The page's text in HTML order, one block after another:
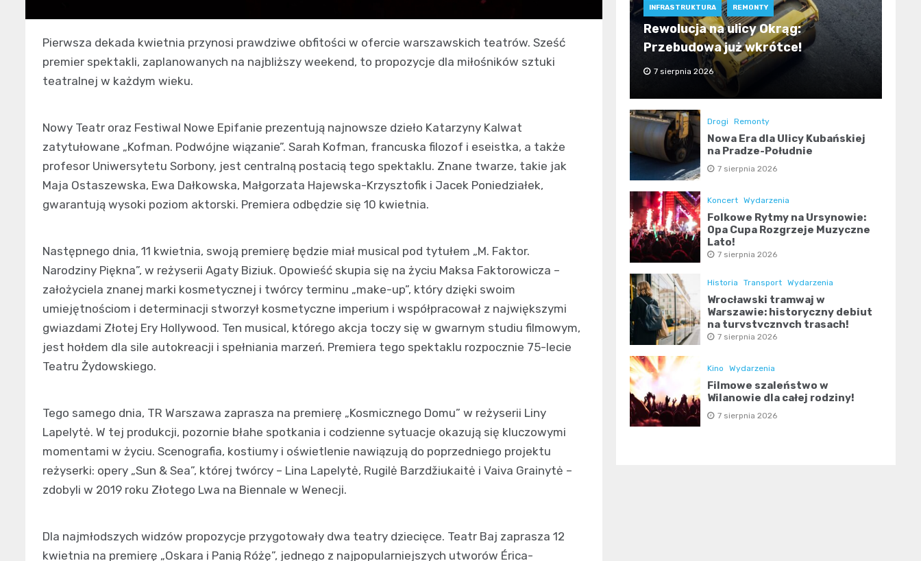
Pierwsza dekada kwietnia przynosi prawdziwe obfitości w ofercie warszawskich teatrów. Sześć
premier spektakli, zaplanowanych na najbliższy weekend, to propozycje dla miłośników sztuki
teatralnej w każdym wieku.
Nowy Teatr oraz Festiwal Nowe Epifanie prezentują najnowsze dzieło Katarzyny Kalwat
zatytułowane „Kofman. Podwójne wiązanie”. Sarah Kofman, francuska filozof i eseistka, a także
profesor Uniwersytetu Sorbony, jest centralną postacią tego spektaklu. Znane twarze, takie jak
Maja Ostaszewska, Ewa Dałkowska, Małgorzata Hajewska-Krzysztofik i Jacek Poniedziałek,
gwarantują wysoki poziom aktorski. Premiera odbędzie się 10 kwietnia.
Następnego dnia, 11 kwietnia, swoją premierę będzie miał musical pod tytułem „M. Faktor.
Narodziny Piękna”, w reżyserii Agaty Biziuk. Opowieść skupia się na życiu Maksa Faktorowicza –
założyciela znanej marki kosmetycznej i twórcy terminu „make-up”, który dzięki swoim
umiejętnościom i determinacji stworzył kosmetyczne imperium i współpracował z największymi
gwiazdami Złotej Ery Hollywood. Ten musical, którego akcja toczy się w gwarnym studiu filmowym,
jest hołdem dla sile autokreacji i spełniania marzeń. Premiera tego spektaklu rozpocznie 75-lecie
Teatru Żydowskiego.
Tego samego dnia, TR Warszawa zaprasza na premierę „Kosmicznego Domu” w reżyserii Liny
Lapelytė. W tej produkcji, pozornie błahe spotkania i codzienne sytuacje okazują się kluczowymi
momentami w życiu. Scenografia, kostiumy i oświetlenie nawiązują do poprzedniego projektu
reżyserki: opery „Sun & Sea”, której twórcy – Lina Lapelytė, Rugilė Barzdžiukaitė i Vaiva Grainytė –
zdobyli w 2019 roku Złotego Lwa na Biennale w Wenecji.
Dla najmłodszych widzów propozycje przygotowały dwa teatry dziecięce. Teatr Baj zaprasza 12
kwietnia na premierę „Oskara i Panią Różę”, jednego z najpopularniejszych utworów Érica-
INFRASTRUKTURA REMONTY
Rewolucja na ulicy Okrąg:
Przebudowa już wkrótce!
7 sierpnia 2026
Drogi Remonty
Nowa Era dla Ulicy Kubańskiej
na Pradze-Południe
7 sierpnia 2026
Koncert Wydarzenia
Folkowe Rytmy na Ursynowie:
Opa Cupa Rozgrzeje Muzyczne
Lato!
7 sierpnia 2026
Historia Transport Wydarzenia
Wrocławski tramwaj w
Warszawie: historyczny debiut
na turystycznych trasach!
7 sierpnia 2026
Kino Wydarzenia
Filmowe szaleństwo w
Wilanowie dla całej rodziny!
7 sierpnia 2026